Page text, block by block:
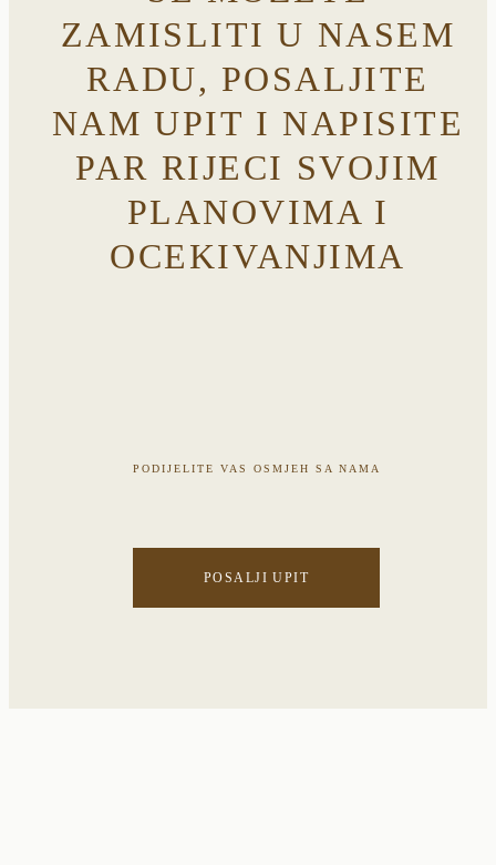
ZAMISLITI U NASEM
RADU, POSALJITE
NAM UPIT I NAPISITE
PAR RIJECI SVOJIM
PLANOVIMA I
OCEKIVANJIMA
PODIJELITE VAS OSMJEH SA NAMA
POSALJI UPIT